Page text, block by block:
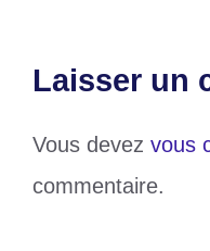
Laisser un
Vous devez vous
commentaire.